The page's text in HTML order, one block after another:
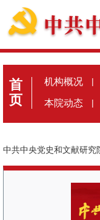
首
页
机构概况 |
本院动态 |
中共中央党史和文献研究